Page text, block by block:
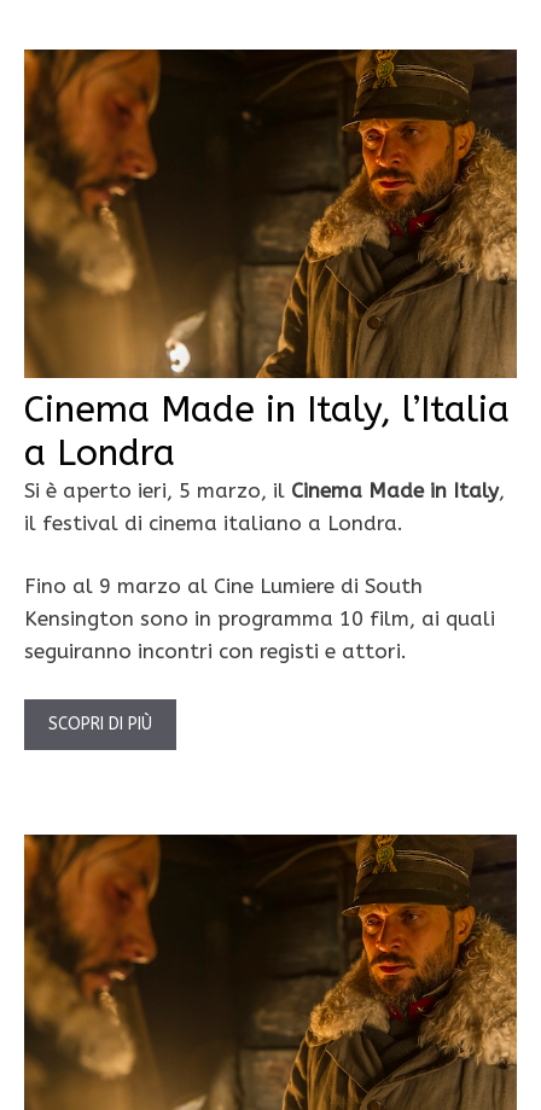
Cinema Made in Italy, l’Italia
a Londra
Si è aperto ieri, 5 marzo, il Cinema Made in Italy,
il festival di cinema italiano a Londra.
Fino al 9 marzo al Cine Lumiere di South
Kensington sono in programma 10 film, ai quali
seguiranno incontri con registi e attori.
SCOPRI DI PIÙ